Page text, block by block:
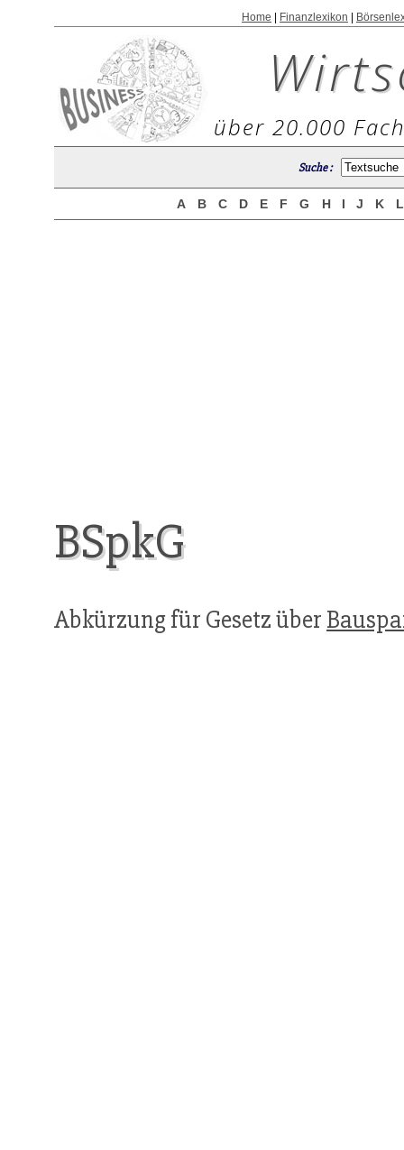
Home Finanzlexikon
über 20.000
Suche :
A B C D E F G H I J K
BSpkG
Abkürzung für Gesetz über